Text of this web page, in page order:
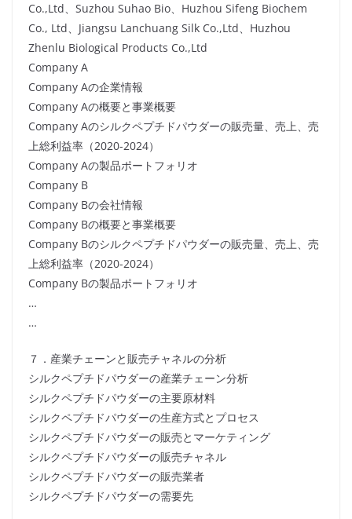
Co.,Ltd、Suzhou Suhao Bio、Huzhou Sifeng Biochem
Co., Ltd、Jiangsu Lanchuang Silk Co.,Ltd、Huzhou
Zhenlu Biological Products Co.,Ltd
Company A
Company Aの企業情報
Company Aの概要と事業概要
Company Aのシルクペプチドパウダーの販売量、売上、売
上総利益率（2020-2024）
Company Aの製品ポートフォリオ
Company B
Company Bの会社情報
Company Bの概要と事業概要
Company Bのシルクペプチドパウダーの販売量、売上、売
上総利益率（2020-2024）
Company Bの製品ポートフォリオ
…
…
７．産業チェーンと販売チャネルの分析
シルクペプチドパウダーの産業チェーン分析
シルクペプチドパウダーの主要原材料
シルクペプチドパウダーの生産方式とプロセス
シルクペプチドパウダーの販売とマーケティング
シルクペプチドパウダーの販売チャネル
シルクペプチドパウダーの販売業者
シルクペプチドパウダーの需要先